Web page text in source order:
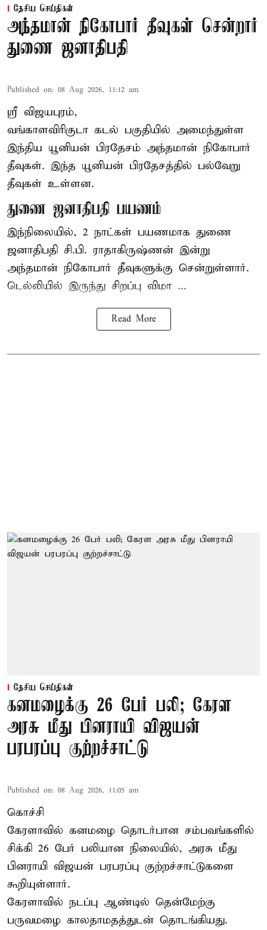
தேசிய செய்திகள்
அந்தமான் நிகோபார் தீவுகள் சென்றார்
துணை ஜனாதிபதி
Published on: 08 Aug 2026, 11:12 am
ஸ்ரீ விஜயபுரம்,
வங்காளவிரிகுடா கடல் பகுதியில் அமைந்துள்ள
இந்திய யூனியன் பிரதேசம் அந்தமான் நிகோபார்
தீவுகள். இந்த யூனியன் பிரதேசத்தில் பல்வேறு
தீவுகள் உள்ளன.
துணை ஜனாதிபதி பயணம்
இந்நிலையில், 2 நாட்கள் பயணமாக துணை
ஜனாதிபதி சி.பி. ராதாகிருஷ்ணன் இன்று
அந்தமான் நிகோபார் தீவுகளுக்கு சென்றுள்ளார்.
டெல்லியில் இருந்து சிறப்பு விமா ...
Read More
தேசிய செய்திகள்
கனமழைக்கு 26 பேர் பலி; கேரள
அரசு மீது பினராயி விஜயன்
பரபரப்பு குற்றச்சாட்டு
Published on: 08 Aug 2026, 11:05 am
கொச்சி
கேரளாவில் கனமழை தொடர்பான சம்பவங்களில்
சிக்கி 26 பேர் பலியான நிலையில், அரசு மீது
பினராயி விஜயன் பரபரப்பு குற்றச்சாட்டுகளை
கூறியுள்ளார்.
கேரளாவில் நடப்பு ஆண்டில் தென்மேற்கு
பருவமழை காலதாமதத்துடன் தொடங்கியது.